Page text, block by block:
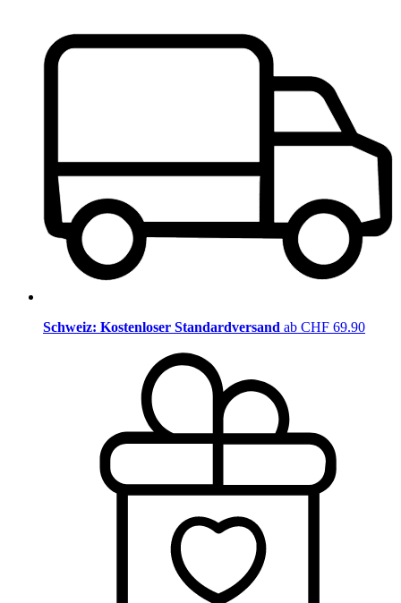
Schweiz: Kostenloser Standardversand ab CHF 69.90